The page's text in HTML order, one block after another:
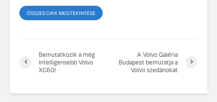
ÖSSZES CIKK MEGTEKINTÉSE
Bemutatkozik a még
intelligensebb Volvo
XC60!
A Volvo Galéria
Budapest bemutatja a
Volvo szedánokat